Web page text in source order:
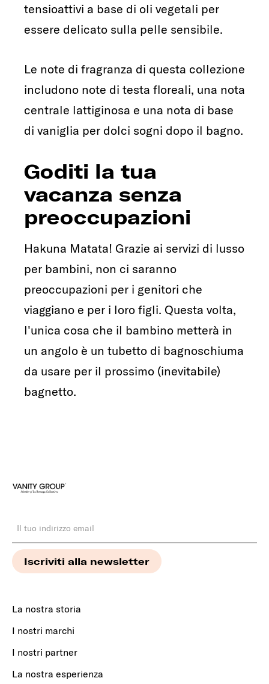
tensioattivi a base di oli vegetali per
essere delicato sulla pelle sensibile.
Le note di fragranza di questa collezione
includono note di testa floreali, una nota
centrale lattiginosa e una nota di base
di vaniglia per dolci sogni dopo il bagno.
Goditi la tua
vacanza senza
preoccupazioni
Hakuna Matata! Grazie ai servizi di lusso
per bambini, non ci saranno
preoccupazioni per i genitori che
viaggiano e per i loro figli. Questa volta,
l'unica cosa che il bambino metterà in
un angolo è un tubetto di bagnoschiuma
da usare per il prossimo (inevitabile)
bagnetto.
La nostra storia
I nostri marchi
I nostri partner
La nostra esperienza